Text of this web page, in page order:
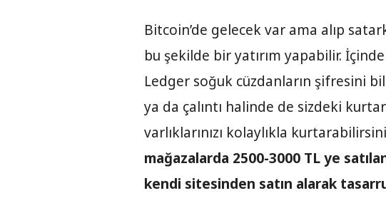
Bitcoin’de gelecek var ama alıp
bu şekilde bir yatırım yapabilir.
Ledger soğuk cüzdanların şifresini
ya da çalıntı halinde de sizdeki
varlıklarınızı kolaylıkla
mağazalarda 2500-3000 TL ye
kendi sitesinden satın alarak